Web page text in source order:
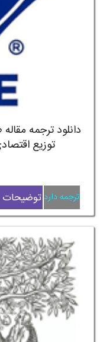
دانلود ترجمه
توزیع
ترجمه دارد توضیحات